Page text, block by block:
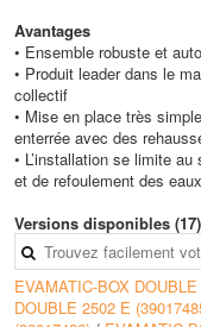
Avantages
• Ensemble robuste et
• Produit leader dans le
collectif
• Mise en place très
enterrée avec des
• L’installation se limite
et de refoulement des
• Hydraulique
• L’utilisation de la
protection antidéflagrante
Conception
Versions disponibles (17)
EVAMATIC-BOX
DOUBLE 2502 E